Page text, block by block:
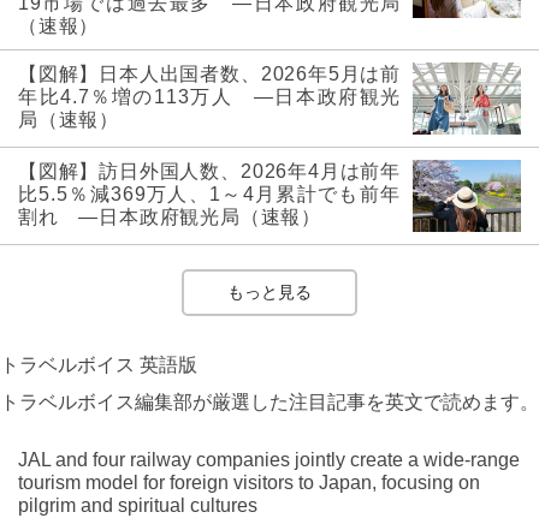
（速報）
【図解】日本人出国者数、2026年5月は前
年比4.7％増の113万人 ―日本政府観光
局（速報）
【図解】訪日外国人数、2026年4月は前年
比5.5％減369万人、1～4月累計でも前年
割れ ―日本政府観光局（速報）
もっと見る
トラベルボイス 英語版
トラベルボイス編集部が厳選した注目記事を英文で読めます。
JAL and four railway companies jointly create a wide-range
tourism model for foreign visitors to Japan, focusing on
pilgrim and spiritual cultures